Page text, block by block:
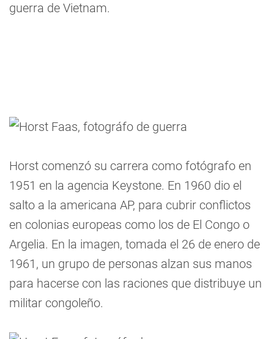
guerra de Vietnam.
Horst comenzó su carrera como fotógrafo en
1951 en la agencia Keystone. En 1960 dio el
salto a la americana AP, para cubrir conflictos
en colonias europeas como los de El Congo o
Argelia. En la imagen, tomada el 26 de enero de
1961, un grupo de personas alzan sus manos
para hacerse con las raciones que distribuye un
militar congoleño.